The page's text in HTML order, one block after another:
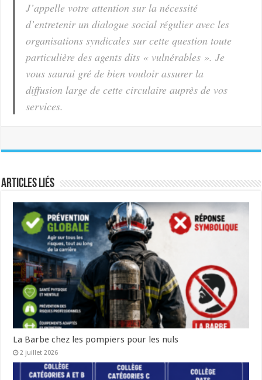
J’appelle votre attention sur la nécessité
d’entretenir un dialogue social régulier avec les
organisations syndicales sur cette question toute
particulière des agents dits « vulnérables ». Je
vous saurai gré de bien vouloir assurer la
diffusion large de cette circulaire auprès de vos
services.
Articles liés
La Barbe chez les pompiers pour les nuls
2 juillet 2026